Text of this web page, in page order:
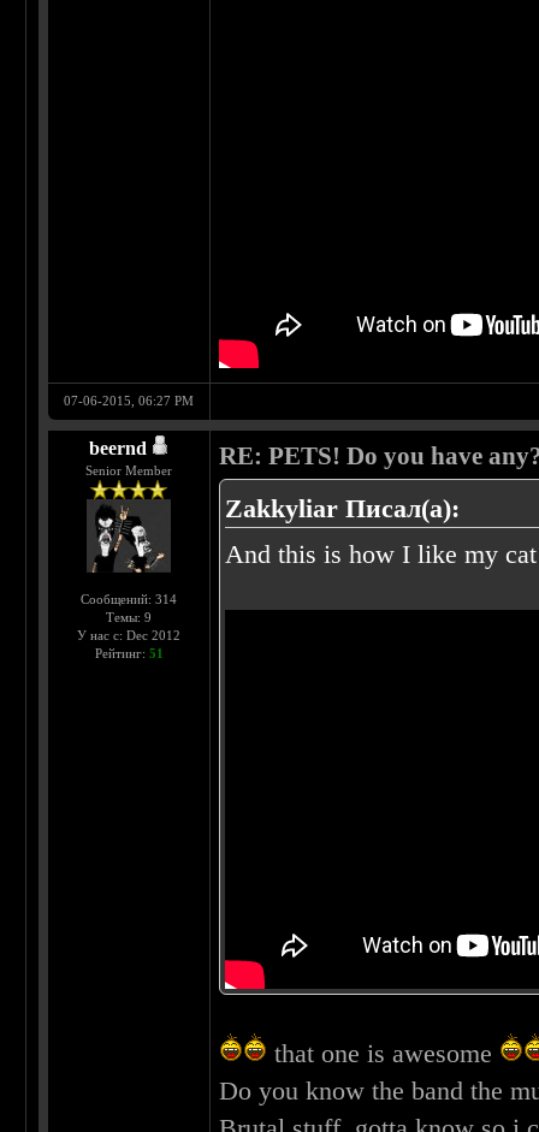
07-06-2015, 06:27 PM
beernd
Senior Member
Сообщений: 314
Темы: 9
У нас с: Dec 2012
Рейтинг: 51
RE: PETS! Do you have
Zakkyliar Писал(а):
And this is how I like my
that one is awesome
Do you know the band the